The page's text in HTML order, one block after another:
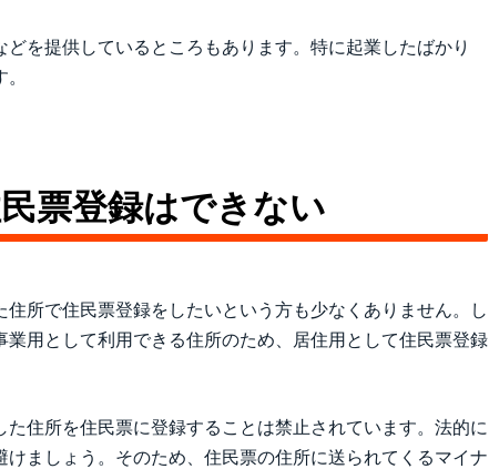
を提供しているところもあります。特に起業したばかり
票登録はできない
所で住民票登録をしたいという方も少なくありません。し
用として利用できる住所のため、居住用として住民票登録
住所を住民票に登録することは禁止されています。法的に
ましょう。そのため、住民票の住所に送られてくるマイナ